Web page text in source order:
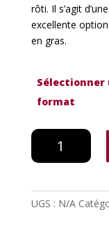
rôti. Il s’agit
excellente
en gras.
Sélectionner
format
quantité
fesse
UGS : N/A